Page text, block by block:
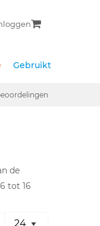
Gebruikt
de
tot 16